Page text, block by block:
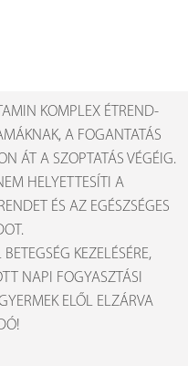
KOMPLEX ÉTREND-
A FOGANTATÁS
ÁT A SZOPTATÁS VÉGÉIG.
HELYETTESÍTI A
ÉS AZ EGÉSZSÉGES
KEZELÉSÉRE,
NAPI FOGYASZTÁSI
ELŐL ELZÁRVA